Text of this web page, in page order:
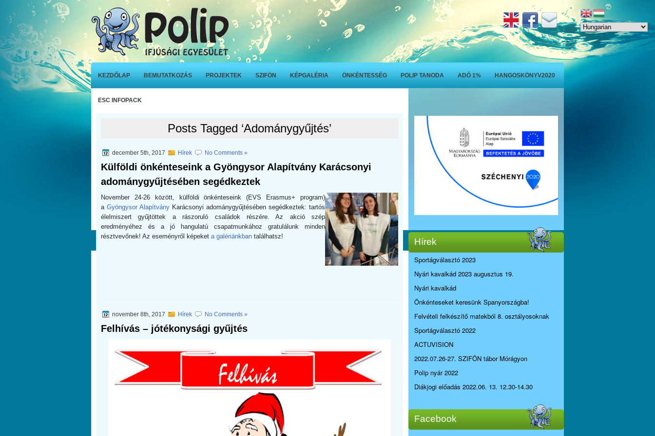
KEZDŐLAP BEMUTATKOZÁS PROJEKTEK SZIFÖN KÉPGALÉRIA ÖNKÉNTESSÉG POLIP TANODA ADÓ 1% HANGOSKÖNYV2020
ESC INFOPACK
Posts Tagged ‘Adománygyűjtés’
december 5th, 2017 Hírek No Comments »
Külföldi önkénteseink a Gyöngysor Alapítvány Karácsonyi
adománygyűjtésében segédkeztek
November 24-26 között, külföldi önkénteseink (EVS Erasmus+ program)
a Gyöngysor Alapítvány Karácsonyi adománygyűjtésében segédkeztek: tartós
élelmiszert gyűjtöttek a rászoruló családok részére. Az akció szép
eredményéhez és a jó hangulatú csapatmunkához gratulálunk minden
résztvevőnek! Az eseményről képeket a galériánkban találhatsz!
november 8th, 2017 Hírek No Comments »
Felhívás – jótékonysági gyűjtés
Hírek
Sportágválasztó 2023
Nyári kavalkád 2023 augusztus 19.
Nyári kavalkád
Önkénteseket keresünk Spanyországba!
Felvételi felkészítő matekból 8. osztályosoknak
Sportágválasztó 2022
ACTUVISION
2022.07.26-27. SZIFÖN tábor Mórágyon
Polip nyár 2022
Diákjogi előadás 2022.06. 13. 12.30-14.30
Facebook